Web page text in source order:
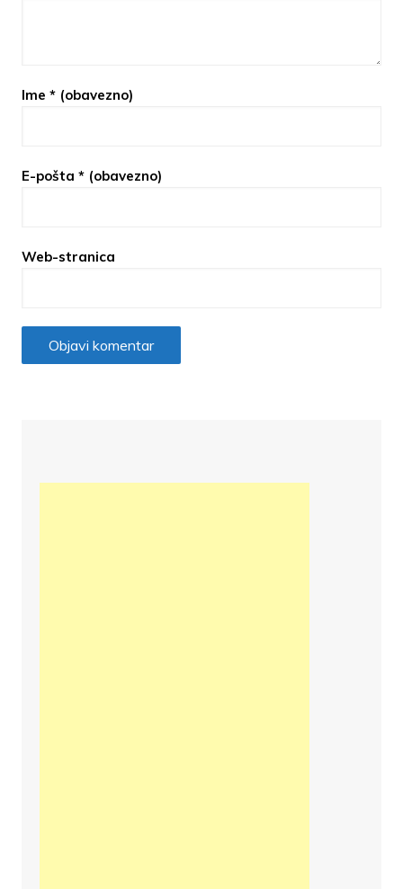
Ime * (obavezno)
E-pošta * (obavezno)
Web-stranica